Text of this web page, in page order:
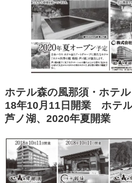
ホテル森の風那須・ホテル
18年10月11日開業 ホテル
芦ノ湖、2020年夏開業